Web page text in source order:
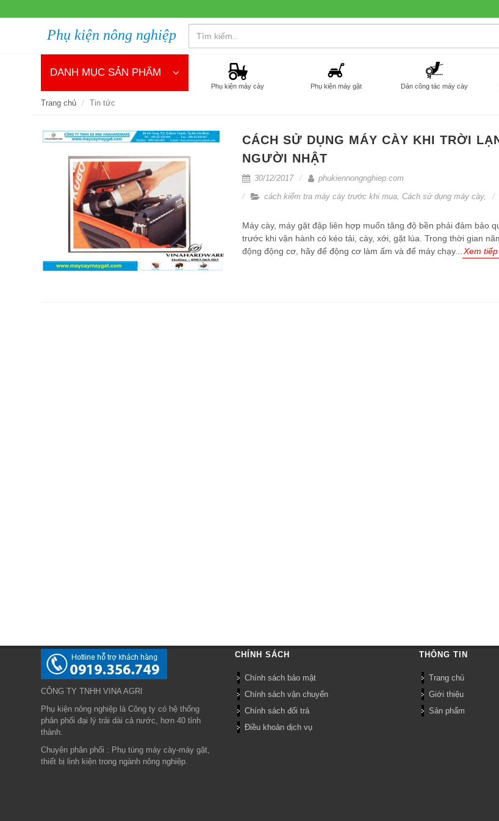
Phụ kiện nông nghiệp
DANH MỤC SẢN PHẨM
Phụ kiện máy cày Phụ kiện máy gặt Dàn công tác máy cày
Trang chủ Tin tức
CÁCH SỬ DỤNG MÁY CÀY KHI TRỜI
NGƯỜI NHẬT
30/12/2017
phukiennongnghiep.com
cách kiểm tra máy cày trước khi mua, Cách sử dụng máy cày,
Máy cày, máy gặt đập liên hợp muốn tăng độ bền phải đảm bảo
trước khi vận hành có kéo tải, cày, xới, gặt lúa. Trong thời gian
động động cơ, hãy để động cơ làm ấm và để máy chạy...
Xem tiếp
CÔNG TY TNHH VINA AGRI
Phụ kiện nông nghiệp là Công ty có hệ thống
phân phối đại lý trải dài cả nước, hơn 40 tỉnh
thành.
Chuyên phân phối : Phụ tùng máy cày-máy gặt,
thiết bị linh kiện trong ngành nông nghiệp.
CHÍNH SÁCH
Chính sách bảo mật
Chính sách vận chuyển
Chính sách đổi trả
Điều khoản dịch vụ
THÔNG TIN
Trang chủ
Giới thiệu
Sản phẩm